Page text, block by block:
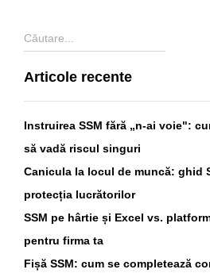
Articole recente
Instruirea SSM fără „n-ai voie":
să vadă riscul singuri
Canicula la locul de muncă: ghid
protecția lucrătorilor
SSM pe hârtie și Excel vs.
pentru firma ta
Fișă SSM: cum se completează